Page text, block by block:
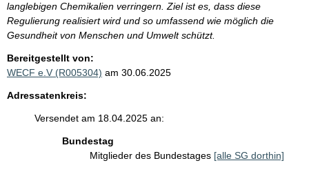
langlebigen Chemikalien verringern. Ziel ist es, dass diese
Regulierung realisiert wird und so umfassend wie möglich die
Gesundheit von Menschen und Umwelt schützt.
Bereitgestellt von:
WECF e.V (R005304) am 30.06.2025
Adressatenkreis:
Versendet am 18.04.2025 an:
Bundestag
Mitglieder des Bundestages [alle SG dorthin]